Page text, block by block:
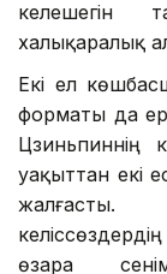
өткені
келешегін
халықаралық
Екі ел
форматы да
Цзиньпиннің
уақыттан екі
жалғасты.